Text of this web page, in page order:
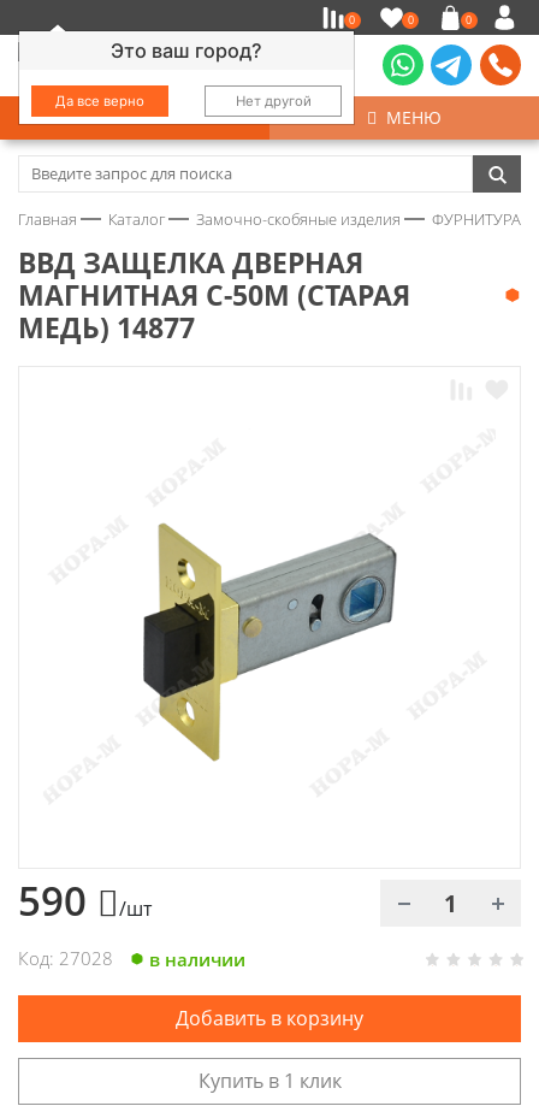
Это ваш город?
Да все верно Нет другой
0 0 0
КАТАЛОГ МЕНЮ
Замочно-скобяные изделия
Колеса
Электроды и проволока
Главная Каталог Замочно-скобяные изделия ФУРНИТУРА
ВВД ЗАЩЕЛКА ДВЕРНАЯ
МАГНИТНАЯ С-50М (СТАРАЯ
МЕДЬ) 14877
590 /шт
Код: 27028 в наличии
Добавить в корзину
Купить в 1 клик